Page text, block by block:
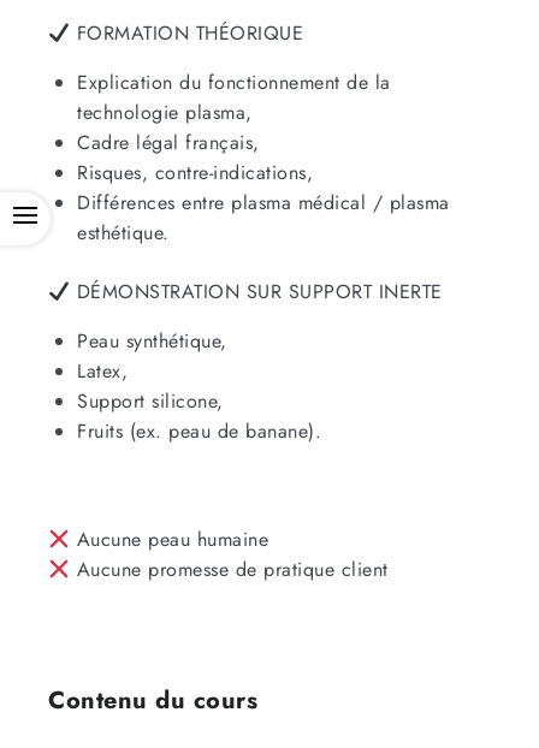
OPEN
FORMATION THÉORIQUE
Explication du fonctionnement de la
technologie plasma,
Cadre légal français,
Risques, contre-indications,
Différences entre plasma médical / plasma
esthétique.
DÉMONSTRATION SUR SUPPORT INERTE
Peau synthétique,
Latex,
Support silicone,
Fruits (ex. peau de banane).
Aucune peau humaine
Aucune promesse de pratique client
Contenu du cours